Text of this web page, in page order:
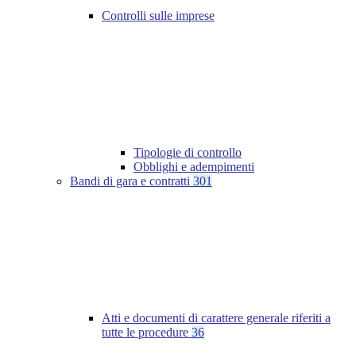
Controlli sulle imprese
Tipologie di controllo
Obblighi e adempimenti
Bandi di gara e contratti 301
Atti e documenti di carattere generale riferiti a
tutte le procedure 36